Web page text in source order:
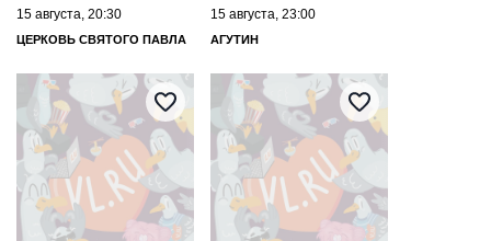
15 августа, 20:30
ЦЕРКОВЬ СВЯТОГО ПАВЛА
15 августа, 23:00
АГУТИН